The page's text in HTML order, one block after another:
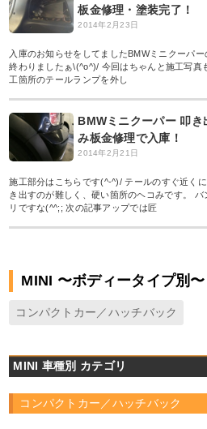
板金修理・塗装完了！
2014年2月23日
入庫のお知らせをしてましたBMWミニクーパ
終わりましたぁ\(^o^)/ 今回はちゃんと施工写
工箇所のテールランプを外し
BMWミニクーパー 叩き
み板金修理で入庫！
2014年2月21日
施工部分はこちらです(^-^)/ テールのすぐ近く
き出すのが難しく、硬い箇所のヘコみです。
リですな(^^;; 次の記事アップでは匠
MINI 〜ボディータイプ別〜
コンパクトカー／ハッチバック
MINI 車種別 カテゴリ
コンパクトカー／ハッチバック